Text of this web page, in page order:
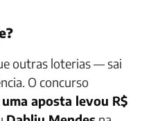
outras loterias — sai
O concurso
uma aposta levou R$